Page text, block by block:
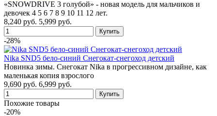
«SNOWDRIVE 3 голубой» - новая модель для мальчиков и
девочек 4 5 6 7 8 9 10 11 12 лет.
8,240 руб. 5,999 руб.
-28%
Nika SND5 бело-синий Снегокат-снегоход детский
Новинка зимы. Снегокат Nika в прогрессивном дизайне, как
маленькая копия взрослого
9,690 руб. 6,999 руб.
Похожие товары
-20%